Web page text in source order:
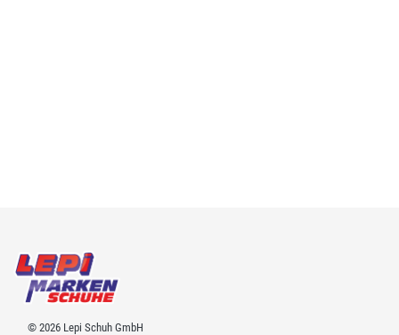
© 2026 Lepi Schuh GmbH